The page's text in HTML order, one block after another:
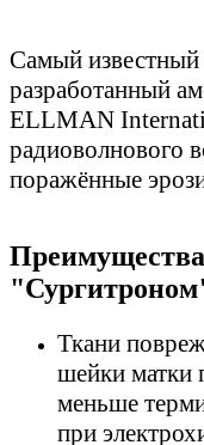
Самый известный
разработанный
ELLMAN
радиоволнового
поражённые
Ткани
шейки матки
меньше
при